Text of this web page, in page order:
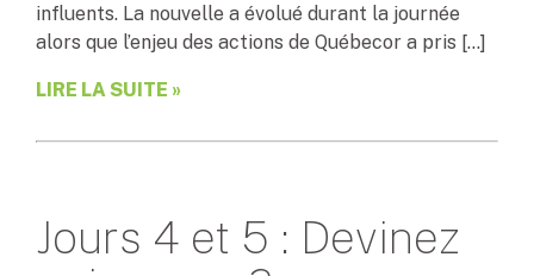
influents. La nouvelle a évolué durant la journée
alors que l’enjeu des actions de Québecor a pris […]
LIRE LA SUITE »
Jours 4 et 5 : Devinez